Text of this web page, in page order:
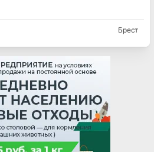
Брест